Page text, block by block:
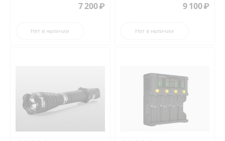
7 200₽
Нет в наличии
9 100₽
Нет в наличии